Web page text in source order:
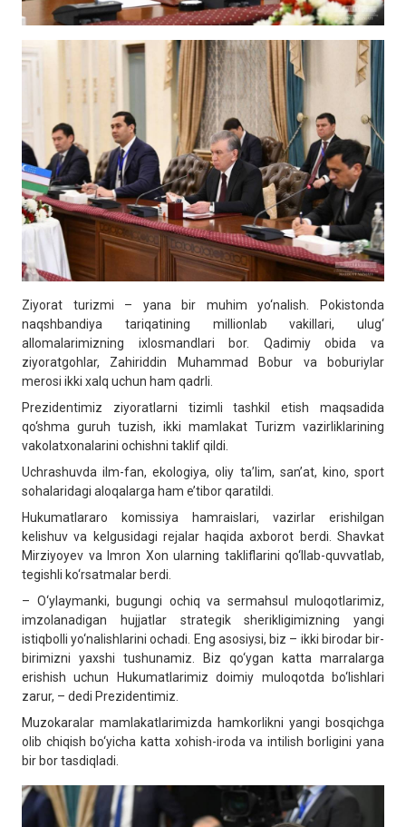
Ziyorat turizmi – yana bir muhim yo‘nalish. Pokistonda
naqshbandiya tariqatining millionlab vakillari, ulug‘
allomalarimizning ixlosmandlari bor. Qadimiy obida va
ziyoratgohlar, Zahiriddin Muhammad Bobur va boburiylar
merosi ikki xalq uchun ham qadrli.
Prezidentimiz ziyoratlarni tizimli tashkil etish maqsadida
qo‘shma guruh tuzish, ikki mamlakat Turizm vazirliklarining
vakolatxonalarini ochishni taklif qildi.
Uchrashuvda ilm-fan, ekologiya, oliy ta’lim, san’at, kino, sport
sohalaridagi aloqalarga ham e’tibor qaratildi.
Hukumatlararo komissiya hamraislari, vazirlar erishilgan
kelishuv va kelgusidagi rejalar haqida axborot berdi. Shavkat
Mirziyoyev va Imron Xon ularning takliflarini qo‘llab-quvvatlab,
tegishli ko‘rsatmalar berdi.
– O‘ylaymanki, bugungi ochiq va sermahsul muloqotlarimiz,
imzolanadigan hujjatlar strategik sherikligimizning yangi
istiqbolli yo‘nalishlarini ochadi. Eng asosiysi, biz – ikki birodar bir-
birimizni yaxshi tushunamiz. Biz qo‘ygan katta marralarga
erishish uchun Hukumatlarimiz doimiy muloqotda bo‘lishlari
zarur, – dedi Prezidentimiz.
Muzokaralar mamlakatlarimizda hamkorlikni yangi bosqichga
olib chiqish bo‘yicha katta xohish-iroda va intilish borligini yana
bir bor tasdiqladi.